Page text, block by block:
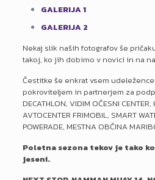
GALERIJA 1
GALERIJA 2
Nekaj slik naših fotografov še
takoj, ko jih dobimo v novici in na
Čestitke še enkrat vsem
pokroviteljem in partnerjem za
DECATHLON, VIDIM OČESNI
AVTOCENTER FRIMOBIL, SMART
POWERADE, MESTNA OBČINA
Poletna sezona tekov je tako
jeseni.